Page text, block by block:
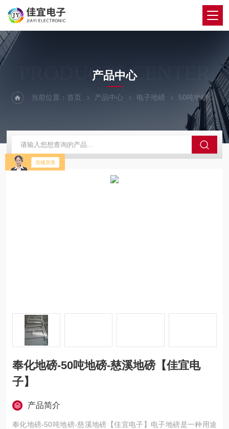
PRODUCTS CENTER
产品中心
当前位置：首页 产品中心 电子地磅 50吨地磅
奉化地磅-50吨地磅-慈溪地磅【佳宜电
子】
产品简介
奉化地磅-50吨地磅-慈溪地磅【佳宜电子】电子地磅是一种用途